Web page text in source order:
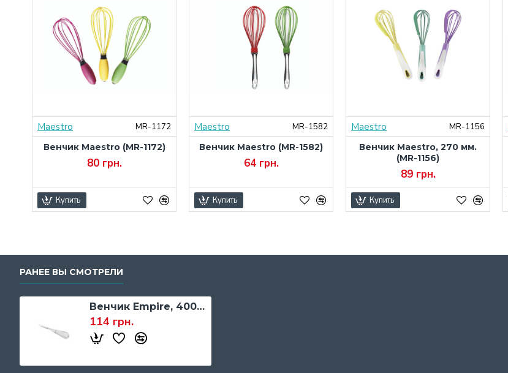
Maestro
MR-1172
Венчик Maestro (MR-1172)
80 грн.
Купить
Maestro
MR-1582
Венчик Maestro (MR-1582)
64 грн.
Купить
Maestro
MR-1156
Венчик Maestro, 270 мм.
(MR-1156)
89 грн.
Купить
РАНЕЕ ВЫ СМОТРЕЛИ
Венчик Empire, 400 мм.
114 грн.